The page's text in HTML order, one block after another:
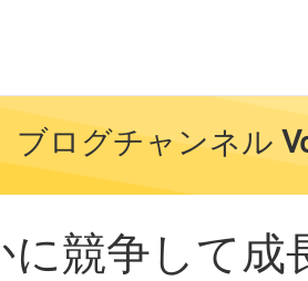
ブログチャンネル
に競争して成